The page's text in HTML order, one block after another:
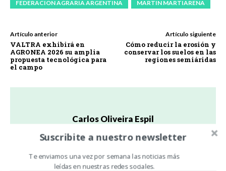
FEDERACION AGRARIA ARGENTINA MARTIN MARTIARENA
Artículo anterior
VALTRA exhibirá en
AGRONEA 2026 su amplia
propuesta tecnológica para
el campo
Artículo siguiente
Cómo reducir la erosión y
conservar los suelos en las
regiones semiáridas
Carlos Oliveira Espil
https://www.noticiasdecampo.com/
Suscribite a nuestro newsletter
Te enviamos una vez por semana las noticias más
leídas en nuestras redes sociales.